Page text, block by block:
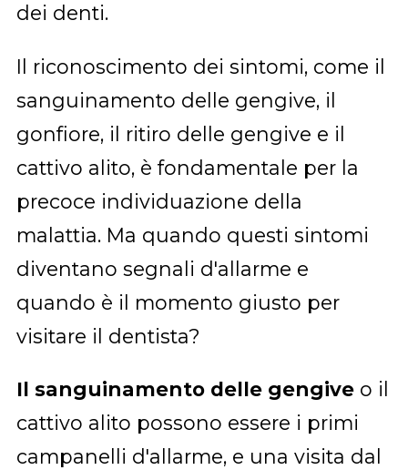
dei denti.
Il riconoscimento dei sintomi, come il
sanguinamento delle gengive, il
gonfiore, il ritiro delle gengive e il
cattivo alito, è fondamentale per la
precoce individuazione della
malattia. Ma quando questi sintomi
diventano segnali d'allarme e
quando è il momento giusto per
visitare il dentista?
Il sanguinamento delle gengiveo il
cattivo alito possono essere i primi
campanelli d'allarme, e una visita dal